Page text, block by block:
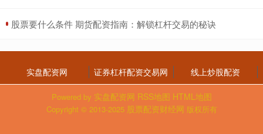
​股票要什么条件 期货配资指南：解锁杠杆交易的秘诀
实盘配资网 证券杠杆配资交易网 线上炒股配资
Powered by 实盘配资网 RSS地图 HTML地图
Copyright © 2013-2025 股票配资财经网 版权所有